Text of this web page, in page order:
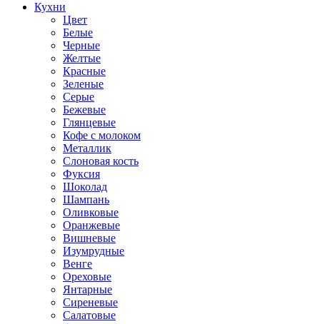
Кухни
Цвет
Белые
Черные
Желтые
Красные
Зеленые
Серые
Бежевые
Глянцевые
Кофе с молоком
Металлик
Слоновая кость
Фуксия
Шоколад
Шампань
Оливковые
Оранжевые
Вишневые
Изумрудные
Венге
Ореховые
Янтарные
Сиреневые
Салатовые